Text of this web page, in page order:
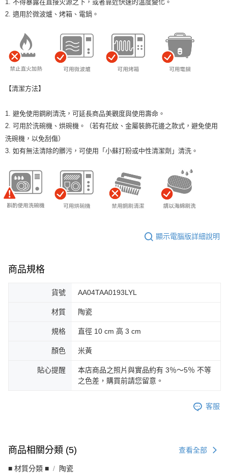
2. 適用於微波爐、烤箱、電鍋。
【清潔方法】
1. 避免使用鋼刷清洗，可延長商品美觀度與使用壽命。
2. 可用於洗碗機、烘碗機。（若有花紋、金屬裝飾花邊之款式，避免使用
洗碗機，以免刮傷）
3. 如有無法清除的髒污，可使用「小蘇打粉或中性清潔劑」清洗。
顯示電腦版詳細說明
商品規格
貨號 AA04TAA0193LYL
材質 陶瓷
規格 直徑 10 cm 高 3 cm
顏色 米黃
貼心提醒
本店商品之照片與實品約有 3％～5％ 不等
之色差，購買前請您留意。
客服
商品相關分類 (5) 查看全部
■ 材質分類 ■ 陶瓷